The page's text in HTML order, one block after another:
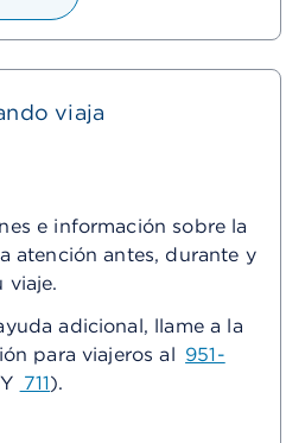
viaja
e información sobre la
atención antes, durante y
viaje.
adicional, llame a la
para viajeros al 951-
711).